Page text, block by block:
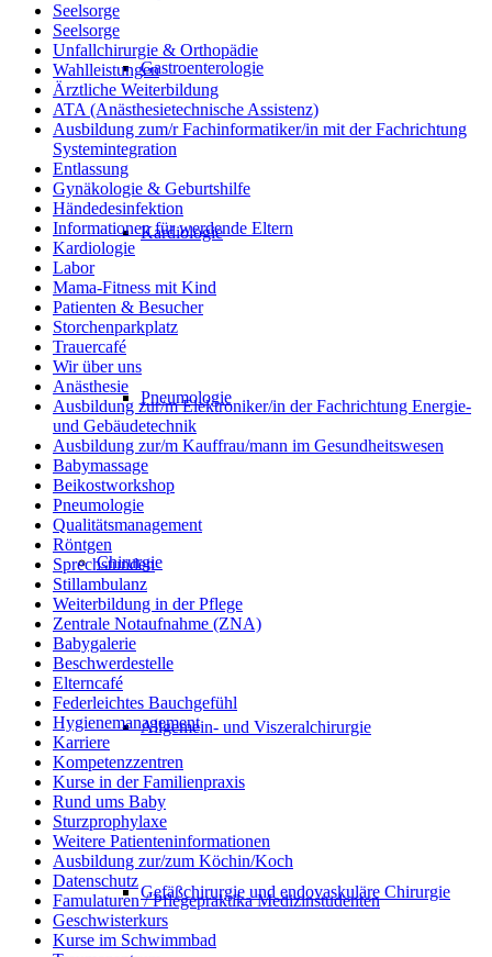
Gastroenterologie
Kardiologie
Pneumologie
Chirurgie
Allgemein- und Viszeralchirurgie
Gefäßchirurgie und endovaskuläre Chirurgie
Seelsorge
Seelsorge
Unfallchirurgie & Orthopädie
Wahlleistungen
Ärztliche Weiterbildung
ATA (Anästhesietechnische Assistenz)
Ausbildung zum/r Fachinformatiker/in mit der Fachrichtung
Systemintegration
Entlassung
Gynäkologie & Geburtshilfe
Händedesinfektion
Informationen für werdende Eltern
Kardiologie
Labor
Mama-Fitness mit Kind
Patienten & Besucher
Storchenparkplatz
Trauercafé
Wir über uns
Anästhesie
Ausbildung zur/m Elektroniker/in der Fachrichtung Energie-
und Gebäudetechnik
Ausbildung zur/m Kauffrau/mann im Gesundheitswesen
Babymassage
Beikostworkshop
Pneumologie
Qualitätsmanagement
Röntgen
Sprechstunden
Stillambulanz
Weiterbildung in der Pflege
Zentrale Notaufnahme (ZNA)
Babygalerie
Beschwerdestelle
Elterncafé
Federleichtes Bauchgefühl
Hygienemanagement
Karriere
Kompetenzzentren
Kurse in der Familienpraxis
Rund ums Baby
Sturzprophylaxe
Weitere Patienteninformationen
Ausbildung zur/zum Köchin/Koch
Datenschutz
Famulaturen / Pflegepraktika Medizinstudenten
Geschwisterkurs
Kurse im Schwimmbad